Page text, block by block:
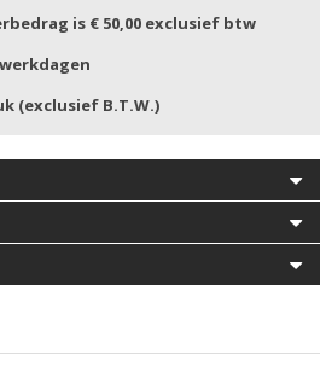
is € 50,00 exclusief btw
(exclusief B.T.W.)